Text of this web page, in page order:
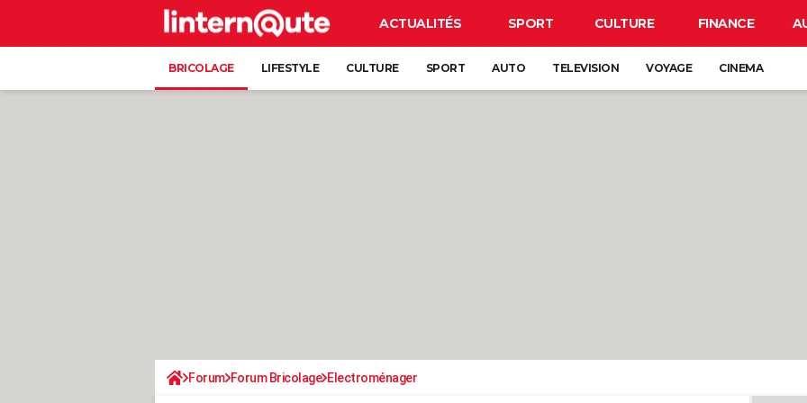
ACTUALITÉS SPORT CULTURE FINANCE
BRICOLAGE LIFESTYLE CULTURE SPORT AUTO TELEVISION VOYAGE CINEMA
Forum Forum Bricolage Electroménager